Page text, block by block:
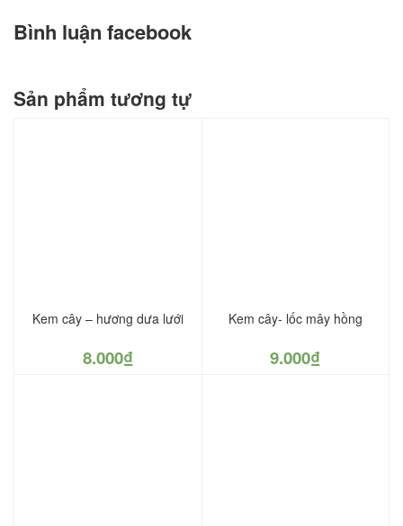
Bình luận facebook
Sản phẩm tương tự
Kem cây – hương dưa lưới
8.000₫
Kem cây- lốc mây hồng
9.000₫